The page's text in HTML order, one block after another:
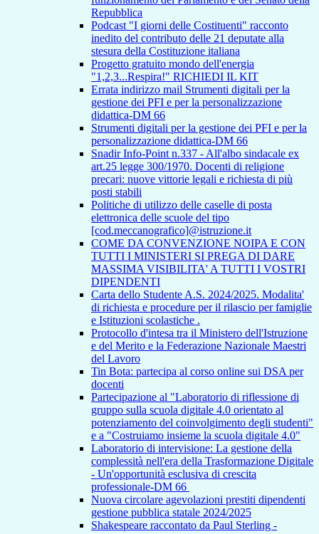
Repubblica
Podcast "I giorni delle Costituenti" racconto
inedito del contributo delle 21 deputate alla
stesura della Costituzione italiana
Progetto gratuito mondo dell'energia
"1,2,3...Respira!" RICHIEDI IL KIT
Errata indirizzo mail Strumenti digitali per la
gestione dei PFI e per la personalizzazione
didattica-DM 66
Strumenti digitali per la gestione dei PFI e per la
personalizzazione didattica-DM 66
Snadir Info-Point n.337 - All'albo sindacale ex
art.25 legge 300/1970. Docenti di religione
precari: nuove vittorie legali e richiesta di più
posti stabili
Politiche di utilizzo delle caselle di posta
elettronica delle scuole del tipo
[cod.meccanografico]@istruzione.it
COME DA CONVENZIONE NOIPA E CON
TUTTI I MINISTERI SI PREGA DI DARE
MASSIMA VISIBILITA' A TUTTI I VOSTRI
DIPENDENTI
Carta dello Studente A.S. 2024/2025. Modalita'
di richiesta e procedure per il rilascio per famiglie
e Istituzioni scolastiche .
Protocollo d'intesa tra il Ministero dell'Istruzione
e del Merito e la Federazione Nazionale Maestri
del Lavoro
Tin Bota: partecipa al corso online sui DSA per
docenti
Partecipazione al "Laboratorio di riflessione di
gruppo sulla scuola digitale 4.0 orientato al
potenziamento del coinvolgimento degli studenti"
e a "Costruiamo insieme la scuola digitale 4.0"
Laboratorio di intervisione: La gestione della
complessità nell'era della Trasformazione Digitale
- Un'opportunità esclusiva di crescita
professionale-DM 66
Nuova circolare agevolazioni prestiti dipendenti
gestione pubblica statale 2024/2025
Shakespeare raccontato da Paul Sterling -